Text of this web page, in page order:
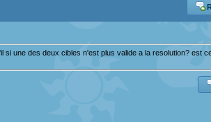
une des deux cibles n'est plus valide a la resolution? est